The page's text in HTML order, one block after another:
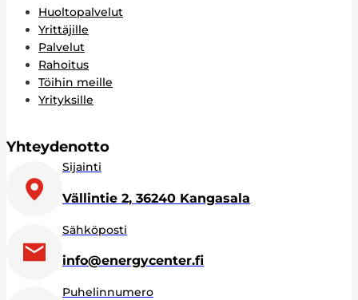
Huoltopalvelut
Yrittäjille
Palvelut
Rahoitus
Töihin meille
Yrityksille
Yhteydenotto
Sijainti
Vällintie 2, 36240 Kangasala
Sähköposti
info@energycenter.fi
Puhelinnumero